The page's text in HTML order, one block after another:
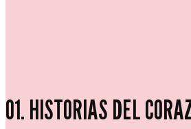
01. HISTORIAS DEL